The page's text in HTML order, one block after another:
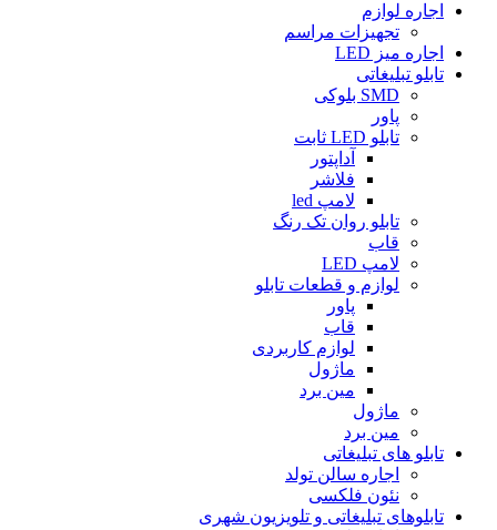
اجاره لوازم
تجهیزات مراسم
اجاره میز LED
تابلو تبلیغاتى
SMD بلوکی
پاور
تابلو LED ثابت
آداپتور
فلاشر
لامپ led
تابلو روان تک رنگ
قاب
لامپ LED
لوازم و قطعات تابلو
پاور
قاب
لوازم کاربردی
ماژول
مین برد
ماژول
مین برد
تابلو های تبلیغاتی
اجاره سالن تولد
نئون فلکسی
تابلوهاى تبلیغاتى و تلویزیون شهری